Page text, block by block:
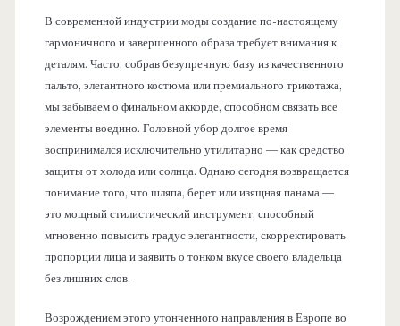
В современной индустрии моды создание по-настоящему
гармоничного и завершенного образа требует внимания к
деталям. Часто, собрав безупречную базу из качественного
пальто, элегантного костюма или премиального трикотажа,
мы забываем о финальном аккорде, способном связать все
элементы воедино. Головной убор долгое время
воспринимался исключительно утилитарно — как средство
защиты от холода или солнца. Однако сегодня возвращается
понимание того, что шляпа, берет или изящная панама —
это мощный стилистический инструмент, способный
мгновенно повысить градус элегантности, скорректировать
пропорции лица и заявить о тонком вкусе своего владельца
без лишних слов.
Возрождением этого утонченного направления в Европе во